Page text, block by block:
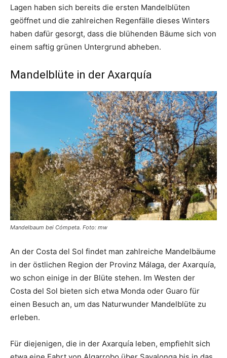
Lagen haben sich bereits die ersten Mandelblüten
geöffnet und die zahlreichen Regenfälle dieses Winters
haben dafür gesorgt, dass die blühenden Bäume sich von
einem saftig grünen Untergrund abheben.
Mandelblüte in der Axarquía
Mandelbaum bei Cómpeta. Foto: mw
An der Costa del Sol findet man zahlreiche Mandelbäume
in der östlichen Region der Provinz Málaga, der Axarquía,
wo schon einige in der Blüte stehen. Im Westen der
Costa del Sol bieten sich etwa Monda oder Guaro für
einen Besuch an, um das Naturwunder Mandelblüte zu
erleben.
Für diejenigen, die in der Axarquía leben, empfiehlt sich